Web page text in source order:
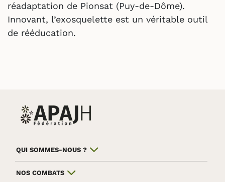
réadaptation de Pionsat (Puy-de-Dôme).
Innovant, l’exosquelette est un véritable outil
de rééducation.
QUI SOMMES-NOUS ?
NOS COMBATS